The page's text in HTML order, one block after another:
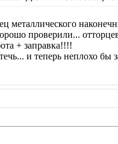
металлического
проверили...
+ заправка!!!!
и теперь неплохо бы